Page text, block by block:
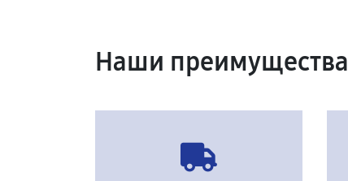
Наши преимущества